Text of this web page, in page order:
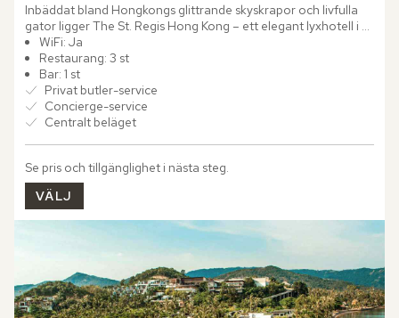
Inbäddat bland Hongkongs glittrande skyskrapor och livfulla
gator ligger The St. Regis Hong Kong – ett elegant lyxhotell i
det exklusiva Wan Chai-distriktet. Hotellet är den...
WiFi: Ja
Restaurang: 3 st
Bar: 1 st
Privat butler-service
Concierge-service
Centralt beläget
Se pris och tillgänglighet i nästa steg.
VÄLJ